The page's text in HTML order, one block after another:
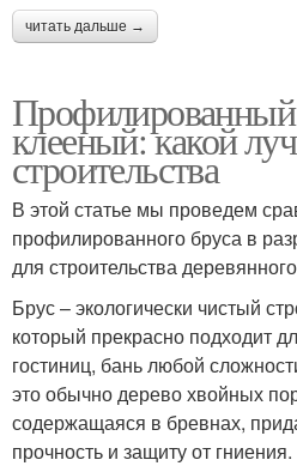
читать дальше →
клееный: какой
строительства
В этой статье мы проведем
профилированного бруса в
для строительства
Брус – экологически чистый
который прекрасно подходит
гостиниц, бань любой
это обычно дерево хвойных
содержащаяся в бревнах,
прочность и защиту от гниения.